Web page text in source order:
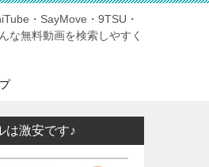
・SayMove・9TSU・
な無料動画を検索しやすく
は激安です♪